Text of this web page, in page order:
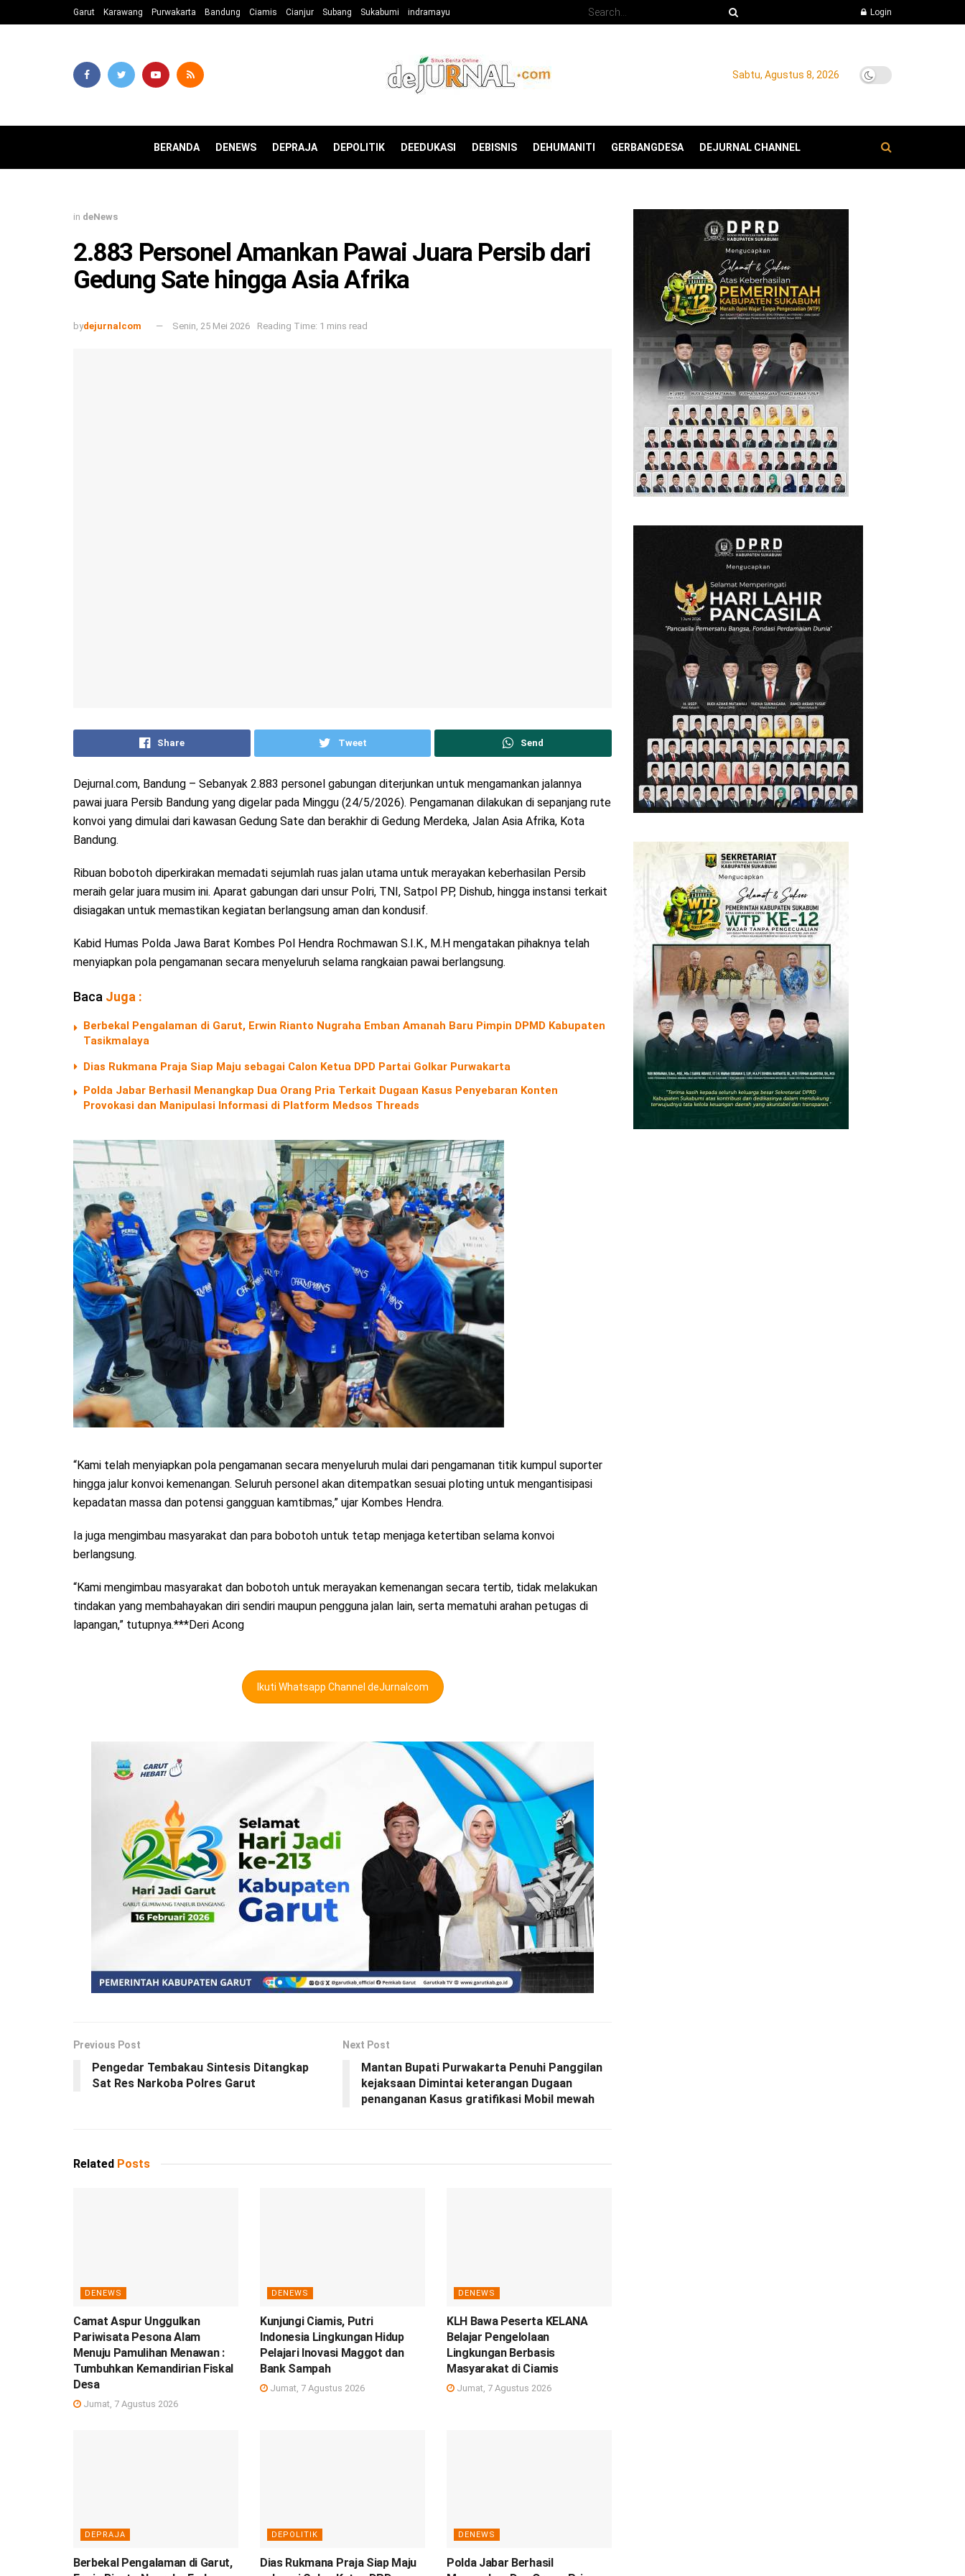
Garut Karawang Purwakarta Bandung Ciamis Cianjur Subang Sukabumi indramayu Login
Sabtu, Agustus 8, 2026
BERANDA DENEWS DEPRAJA DEPOLITIK DEEDUKASI DEBISNIS DEHUMANITI GERBANGDESA DEJURNAL CHANNEL
in deNews
2.883 Personel Amankan Pawai Juara Persib dari
Gedung Sate hingga Asia Afrika
bydejurnalcom Senin, 25 Mei 2026 Reading Time: 1 mins read
Share Tweet Send
Dejurnal.com, Bandung – Sebanyak 2.883 personel gabungan diterjunkan untuk mengamankan jalannya
pawai juara Persib Bandung yang digelar pada Minggu (24/5/2026). Pengamanan dilakukan di sepanjang rute
konvoi yang dimulai dari kawasan Gedung Sate dan berakhir di Gedung Merdeka, Jalan Asia Afrika, Kota
Bandung.
Ribuan bobotoh diperkirakan memadati sejumlah ruas jalan utama untuk merayakan keberhasilan Persib
meraih gelar juara musim ini. Aparat gabungan dari unsur Polri, TNI, Satpol PP, Dishub, hingga instansi terkait
disiagakan untuk memastikan kegiatan berlangsung aman dan kondusif.
Kabid Humas Polda Jawa Barat Kombes Pol Hendra Rochmawan S.I.K., M.H mengatakan pihaknya telah
menyiapkan pola pengamanan secara menyeluruh selama rangkaian pawai berlangsung.
Baca Juga :
Berbekal Pengalaman di Garut, Erwin Rianto Nugraha Emban Amanah Baru Pimpin DPMD Kabupaten
Tasikmalaya
Dias Rukmana Praja Siap Maju sebagai Calon Ketua DPD Partai Golkar Purwakarta
Polda Jabar Berhasil Menangkap Dua Orang Pria Terkait Dugaan Kasus Penyebaran Konten
Provokasi dan Manipulasi Informasi di Platform Medsos Threads
“Kami telah menyiapkan pola pengamanan secara menyeluruh mulai dari pengamanan titik kumpul suporter
hingga jalur konvoi kemenangan. Seluruh personel akan ditempatkan sesuai ploting untuk mengantisipasi
kepadatan massa dan potensi gangguan kamtibmas,” ujar Kombes Hendra.
Ia juga mengimbau masyarakat dan para bobotoh untuk tetap menjaga ketertiban selama konvoi
berlangsung.
“Kami mengimbau masyarakat dan bobotoh untuk merayakan kemenangan secara tertib, tidak melakukan
tindakan yang membahayakan diri sendiri maupun pengguna jalan lain, serta mematuhi arahan petugas di
lapangan,” tutupnya.***Deri Acong
Ikuti Whatsapp Channel deJurnalcom
Previous Post
Pengedar Tembakau Sintesis Ditangkap
Sat Res Narkoba Polres Garut
Next Post
Mantan Bupati Purwakarta Penuhi Panggilan
kejaksaan Dimintai keterangan Dugaan
penanganan Kasus gratifikasi Mobil mewah
Related Posts
DENEWS
Camat Aspur Unggulkan
Pariwisata Pesona Alam
Menuju Pamulihan Menawan :
Tumbuhkan Kemandirian Fiskal
Desa
Jumat, 7 Agustus 2026
DENEWS
Kunjungi Ciamis, Putri
Indonesia Lingkungan Hidup
Pelajari Inovasi Maggot dan
Bank Sampah
Jumat, 7 Agustus 2026
DENEWS
KLH Bawa Peserta KELANA
Belajar Pengelolaan
Lingkungan Berbasis
Masyarakat di Ciamis
Jumat, 7 Agustus 2026
DEPRAJA
Berbekal Pengalaman di Garut,
DEPOLITIK
Dias Rukmana Praja Siap Maju
DENEWS
Polda Jabar Berhasil